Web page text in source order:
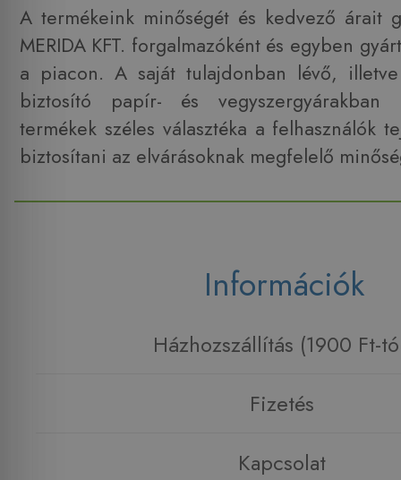
A termékeink minőségét és kedvező árait
MERIDA KFT. forgalmazóként és egyben
a piacon. A saját tulajdonban lévő, illetve
biztosító papír- és vegyszergyárakban
termékek széles választéka a felhasználók
biztosítani az elvárásoknak megfelelő
Információk
Házhozszállítás (1900 Ft-
Fizetés
Kapcsolat